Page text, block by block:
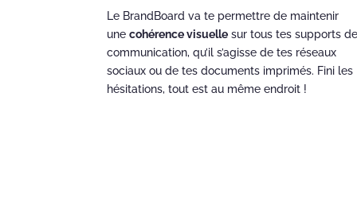
Le BrandBoard va te permettre de maintenir
unecohérence visuelle sur tous tes supports
communication, qu’il s’agisse de tes réseaux
sociaux ou de tes documents imprimés. Fini les
hésitations, tout est au même endroit !